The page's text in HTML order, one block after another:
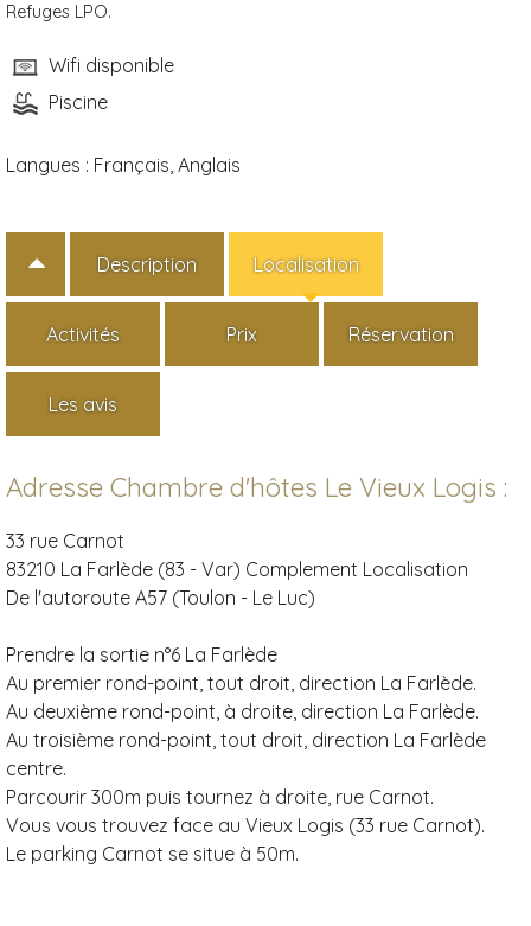
Refuges LPO.
Wifi disponible
Piscine
Langues : Français, Anglais
Description Localisation
Activités Prix Réservation
Les avis
Adresse Chambre d'hôtes Le Vieux Logis :
33 rue Carnot
83210 La Farlède (83 - Var) Complement Localisation
De l'autoroute A57 (Toulon - Le Luc)
Prendre la sortie n°6 La Farlède
Au premier rond-point, tout droit, direction La Farlède.
Au deuxième rond-point, à droite, direction La Farlède.
Au troisième rond-point, tout droit, direction La Farlède
centre.
Parcourir 300m puis tournez à droite, rue Carnot.
Vous vous trouvez face au Vieux Logis (33 rue Carnot).
Le parking Carnot se situe à 50m.